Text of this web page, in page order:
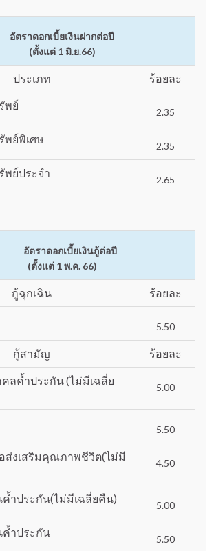
อัตราดอกเบี้ยเงินฝากต่อปี
(ตั้งแต่ 1 มิ.ย.66)
ประเภท ร้อยละ
พย์
2.35
พย์พิเศษ
2.35
พย์ประจำ
2.65
อัตราดอกเบี้ยเงินกู้ต่อปี
(ตั้งแต่ 1 พ.ค. 66)
กู้ฉุกเฉิน ร้อยละ
5.50
กู้สามัญ ร้อยละ
ลค้ำประกัน (ไม่มีเฉลี่ย
5.00
5.50
ส่งเสริมคุณภาพชีวิต(ไม่มี
4.50
ำประกัน(ไม่มีเฉลี่ยคืน)
5.00
ำประกัน
5.50